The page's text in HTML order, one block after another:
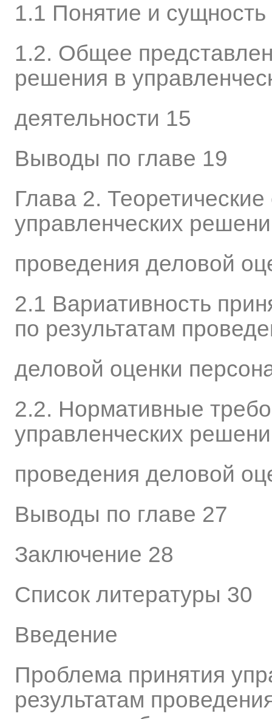
1.1 Понятие и
1.2. Общее
решения в
деятельности 15
Выводы по главе 19
Глава 2.
управленческих
проведения деловой
2.1 Вариативность
по результатам
деловой оценки
2.2. Нормативные
управленческих
проведения деловой
Выводы по главе 27
Заключение 28
Список литературы 30
Введение
Проблема принятия
результатам